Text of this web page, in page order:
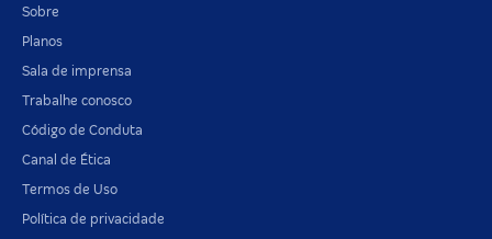
Sobre
Planos
Sala de imprensa
Trabalhe conosco
Código de Conduta
Canal de Ética
Termos de Uso
Política de privacidade